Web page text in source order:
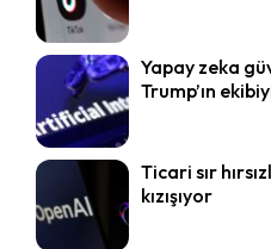
Yapay zeka
Trump’ın
Ticari sır
kızışıyor